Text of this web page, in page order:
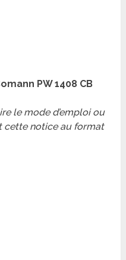
PW 1408 CB
le mode d’emploi ou
cette notice au format